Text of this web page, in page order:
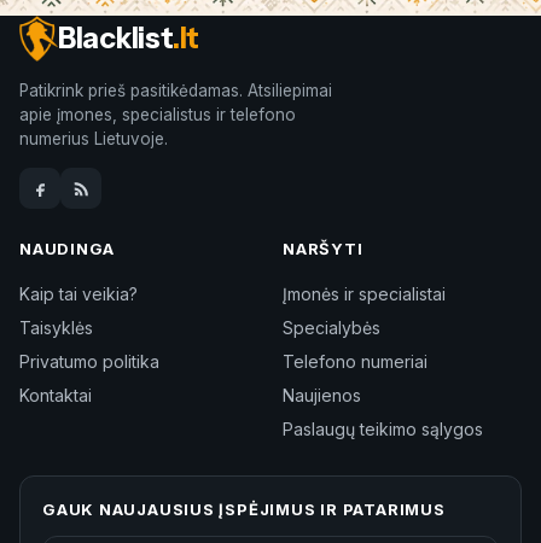
Blacklist.lt
Patikrink prieš pasitikėdamas. Atsiliepimai
apie įmones, specialistus ir telefono
numerius Lietuvoje.
NAUDINGA
Kaip tai veikia?
Taisyklės
Privatumo politika
Kontaktai
NARŠYTI
Įmonės ir specialistai
Specialybės
Telefono numeriai
Naujienos
Paslaugų teikimo sąlygos
GAUK NAUJAUSIUS ĮSPĖJIMUS IR PATARIMUS